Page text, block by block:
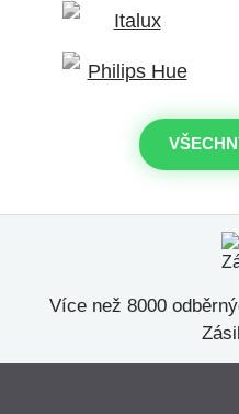
Více než 8000